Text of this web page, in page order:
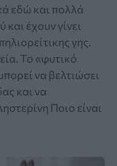
εδώ και πολλά
έχουν γίνει
γης.
Το «φυτικό
να βελτιώσει
και να
Ποιο είναι